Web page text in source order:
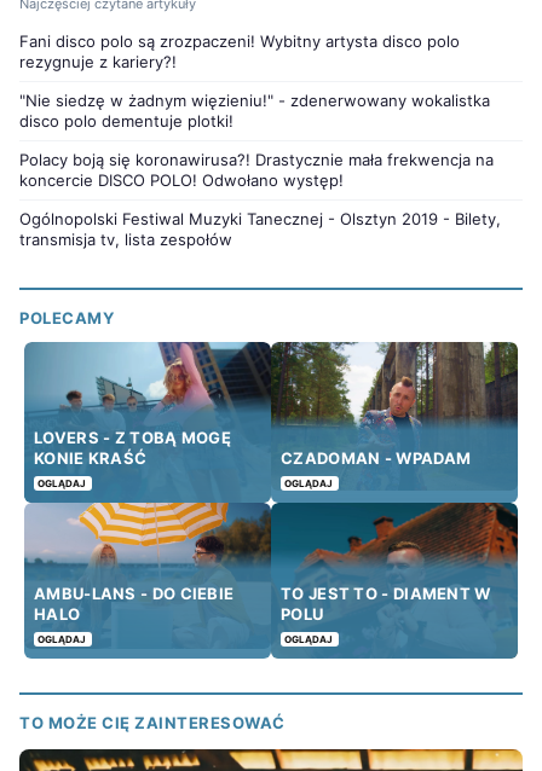
Fani disco polo są zrozpaczeni! Wybitny artysta disco polo
rezygnuje z kariery?!
"Nie siedzę w żadnym więzieniu!" - zdenerwowany wokalistka
disco polo dementuje plotki!
Polacy boją się koronawirusa?! Drastycznie mała frekwencja na
koncercie DISCO POLO! Odwołano występ!
Ogólnopolski Festiwal Muzyki Tanecznej - Olsztyn 2019 - Bilety,
transmisja tv, lista zespołów
POLECAMY
LOVERS - Z TOBĄ MOGĘ
KONIE KRAŚĆ
OGLĄDAJ
CZADOMAN - WPADAM
OGLĄDAJ
AMBU-LANS - DO CIEBIE
HALO
OGLĄDAJ
TO JEST TO - DIAMENT W
POLU
OGLĄDAJ
TO MOŻE CIĘ ZAINTERESOWAĆ